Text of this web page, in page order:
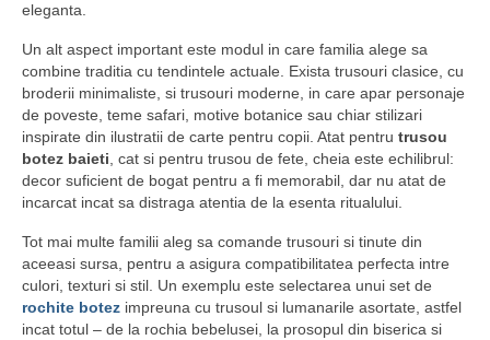
eleganta.
Un alt aspect important este modul in care familia alege sa
combine traditia cu tendintele actuale. Exista trusouri clasice, cu
broderii minimaliste, si trusouri moderne, in care apar personaje
de poveste, teme safari, motive botanice sau chiar stilizari
inspirate din ilustratii de carte pentru copii. Atat pentru trusou
botez baieti, cat si pentru trusou de fete, cheia este echilibrul:
decor suficient de bogat pentru a fi memorabil, dar nu atat de
incarcat incat sa distraga atentia de la esenta ritualului.
Tot mai multe familii aleg sa comande trusouri si tinute din
aceeasi sursa, pentru a asigura compatibilitatea perfecta intre
culori, texturi si stil. Un exemplu este selectarea unui set de
rochite botez impreuna cu trusoul si lumanarile asortate, astfel
incat totul – de la rochia bebelusei, la prosopul din biserica si